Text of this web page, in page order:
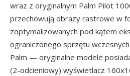
wraz z oryginalnym Palm Pilot
przechowują obrazy rastrowe w
zoptymalizowanych pod kątem
ograniczonego sprzętu
Palm — oryginalne modele
(2-odcieniowy) wyświetlacz